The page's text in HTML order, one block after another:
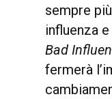
sempre
influenza
Bad
fermerà